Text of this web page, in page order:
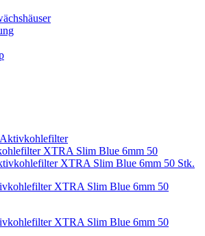
Aktivkohlefilter
XTRA Slim Blue 6mm 50
XTRA Slim Blue 6mm 50 Stk.